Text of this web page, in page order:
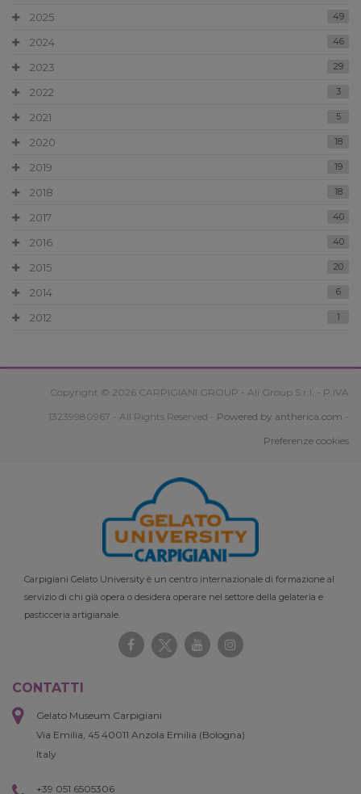
2025 49
2024 46
2023 29
2022 3
2021 5
2020 18
2019 19
2018 18
2017 40
2016 40
2015 20
2014 6
2012 1
Copyright © 2026 CARPIGIANI GROUP - Ali Group S.r.l. - P.IVA
13239980967 - All Rights Reserved - Powered by antherica.com -
Preferenze cookies
Carpigiani Gelato University è un centro internazionale di formazione al
servizio di chi già opera o desidera operare nel settore della gelateria e
pasticceria artigianale.
CONTATTI
Gelato Museum Carpigiani
Via Emilia, 45 40011 Anzola Emilia (Bologna)
Italy
+39 051 6505306